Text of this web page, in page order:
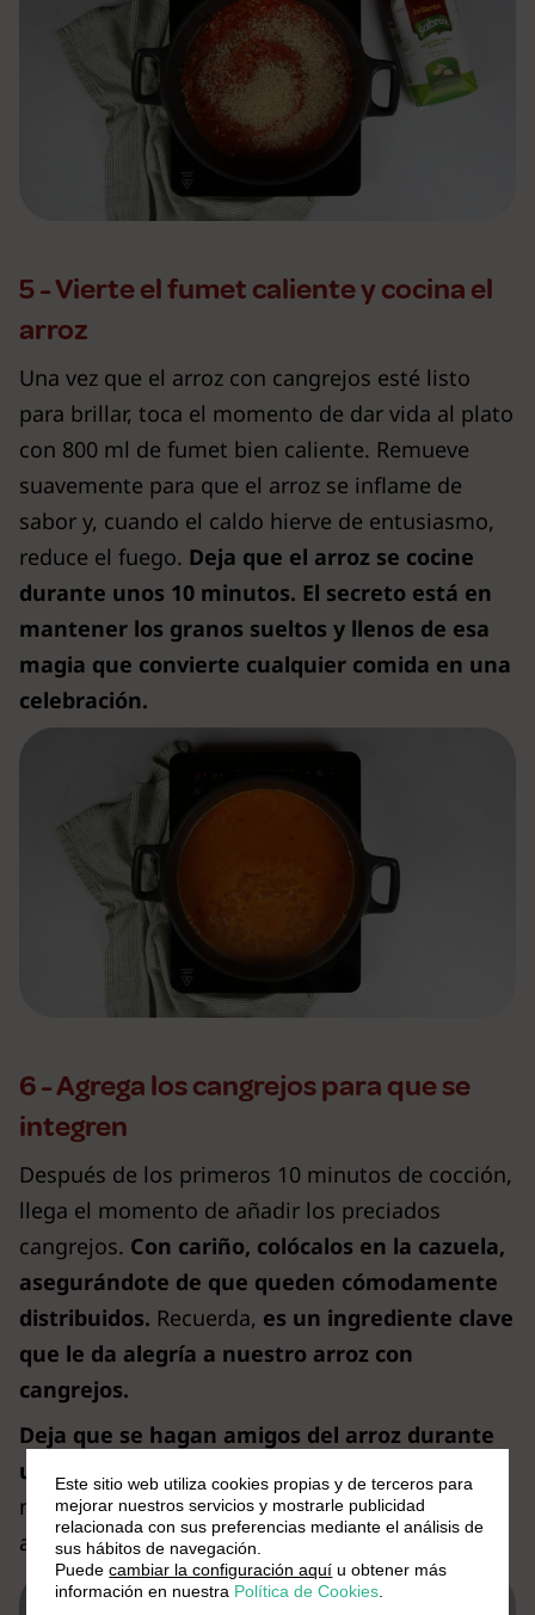
5 - Vierte el fumet caliente y cocina el
arroz
Una vez que el arroz con cangrejos esté listo
para brillar, toca el momento de dar vida al plato
con 800 ml de fumet bien caliente. Remueve
suavemente para que el arroz se inflame de
sabor y, cuando el caldo hierve de entusiasmo,
reduce el fuego. Deja que el arroz se cocine
durante unos 10 minutos. El secreto está en
mantener los granos sueltos y llenos de esa
magia que convierte cualquier comida en una
celebración.
6 - Agrega los cangrejos para que se
integren
Después de los primeros 10 minutos de cocción,
llega el momento de añadir los preciados
cangrejos. Con cariño, colócalos en la cazuela,
asegurándote de que queden cómodamente
distribuidos. Recuerda, es un ingrediente clave
que le da alegría a nuestro arroz con
cangrejos.
Deja que se hagan amigos del arroz durante
unos 5-7 minutos, sin moverlos mucho.
mantienen esponjosos y llenos de sabor. ¡Que el
aroma delicioso se encargue de hacer su magia!
Este sitio web utiliza cookies propias y de terceros para
mejorar nuestros servicios y mostrarle publicidad
relacionada con sus preferencias mediante el análisis de
sus hábitos de navegación.
Puedecambiar la configuración aquí u obtener más
información en nuestra Política de Cookies